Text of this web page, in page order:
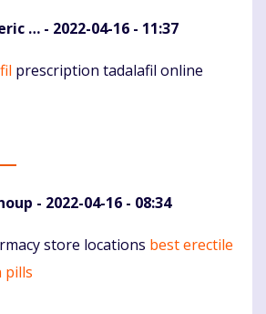
… - 2022-04-16 - 11:37
prescription tadalafil online
- 2022-04-16 - 08:34
store locations best erectile
pills